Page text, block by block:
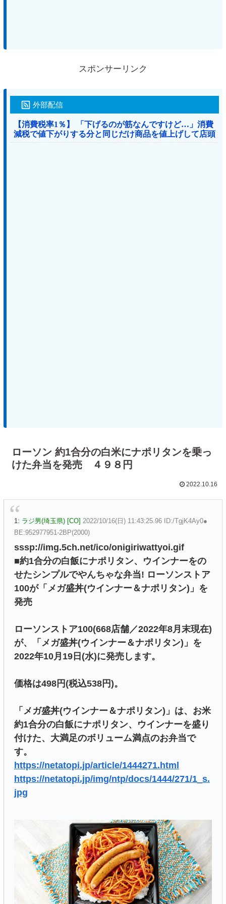
スポンサーリンク
外部配信
【消費税率1％】 「下げるのが筋なんですけど…」消費
減税で値下がりする分と同じだけ商品を値上げして店頭
価格を変えない店も
ローソン 約1合分の白米にナポリタンを乗っ
けた弁当を発売 ４９８円
2022.10.16
1: ラジ男(埼玉県) [CO] 2022/10/16(日) 11:43:25.96 ID:/TgjK4Ay0●
BE:952977951-2BP(2000)
sssp://img.5ch.net/ico/onigiriwattyoi.gif
■約1合分の白飯にナポリタン、ウインナーをの
せたシンプルでやんちゃな弁当! ローソンストア
100が「メガ盛丼(ウインナー＆ナポリタン)」を
発売
ローソンストア100(668店舗／2022年8月末現在)
が、「メガ盛丼(ウインナー＆ナポリタン)」を
2022年10月19日(水)に発売します。
価格は498円(税込538円)。
「メガ盛丼(ウインナー＆ナポリタン)」は、お米
約1合分の白飯にナポリタン、ウインナーを盛り
付けた、大満足のボリューム満点のお弁当で
す。
https://netatopi.jp/article/1444271.html
https://netatopi.jp/img/ntp/docs/1444/271/1_s.
jpg